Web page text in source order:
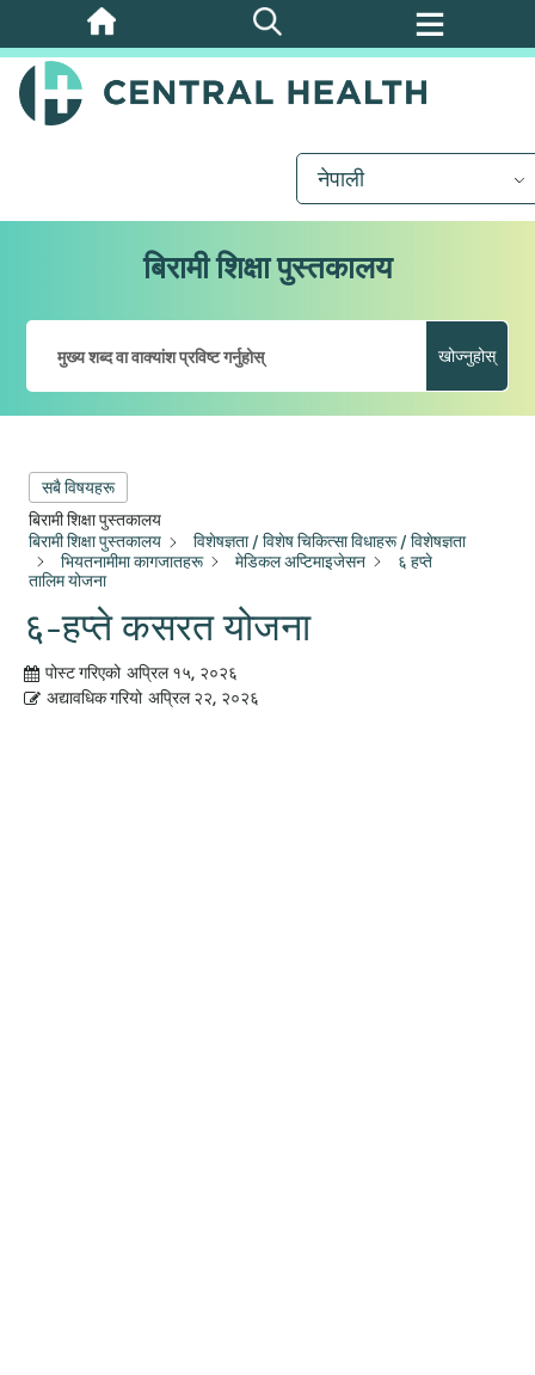
मुख्य
सामग्रीमा
जानुहोस्
नेपाली
बिरामी शिक्षा पुस्तकालय
खोज्नुहोस्
सबै विषयहरू
बिरामी शिक्षा पुस्तकालय
बिरामी शिक्षा पुस्तकालय
विशेषज्ञता / विशेष चिकित्सा विधाहरू / विशेषज्ञता
भियतनामीमा कागजातहरू
मेडिकल अप्टिमाइजेसन
६ हप्ते
तालिम योजना
६-हप्ते कसरत योजना
पोस्ट गरिएको अप्रिल १५, २०२६
अद्यावधिक गरियो अप्रिल २२, २०२६